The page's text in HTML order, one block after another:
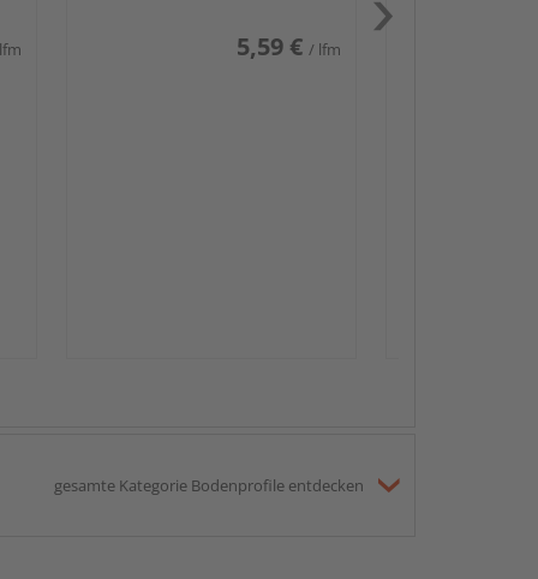
5,59 € / lfm
gesamte Kategorie Bodenprofile entdecken